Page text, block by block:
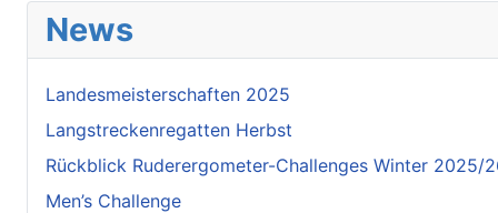
News
Landesmeisterschaften 2025
Langstreckenregatten Herbst
Rückblick Ruderergometer-Challenges Winter 2025/
Men’s Challenge